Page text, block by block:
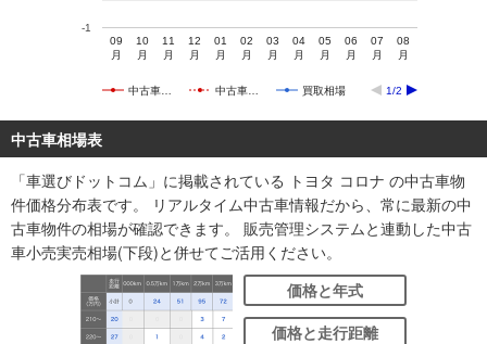
中古車… 中古車… 買取相場 1/2
09
月
10
月
11
月
12
月
01
月
02
月
03
月
04
月
05
月
06
月
07
月
08
月
-1
中古車相場表
「車選びドットコム」に掲載されている トヨタ コロナ の中古車物
件価格分布表です。 リアルタイム中古車情報だから、常に最新の中
古車物件の相場が確認できます。 販売管理システムと連動した中古
車小売実売相場(下段)と併せてご活用ください。
価格と年式
価格と走行距離